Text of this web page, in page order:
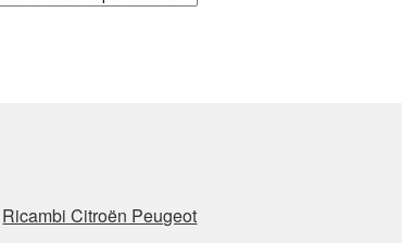
Ricambi Citroën Peugeot